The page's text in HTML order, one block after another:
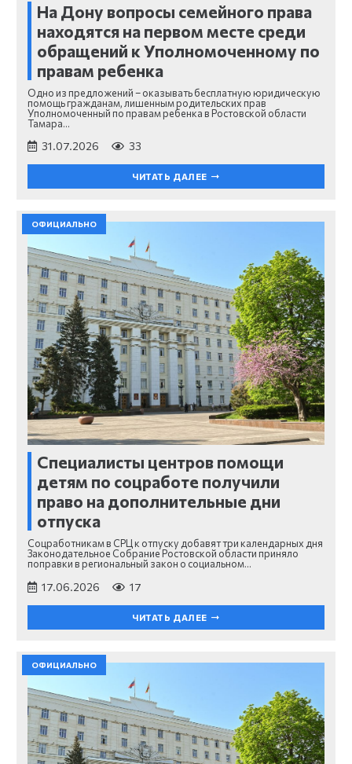
На Дону вопросы семейного права
находятся на первом месте среди
обращений к Уполномоченному по
правам ребенка
Одно из предложений – оказывать бесплатную юридическую
помощь гражданам, лишенным родительских прав
Уполномоченный по правам ребенка в Ростовской области
Тамара…
31.07.2026 33
ЧИТАТЬ ДАЛЕЕ
ОФИЦИАЛЬНО
Специалисты центров помощи
детям по соцработе получили
право на дополнительные дни
отпуска
Соцработникам в СРЦ к отпуску добавят три календарных дня
Законодательное Собрание Ростовской области приняло
поправки в региональный закон о социальном…
17.06.2026 17
ЧИТАТЬ ДАЛЕЕ
ОФИЦИАЛЬНО